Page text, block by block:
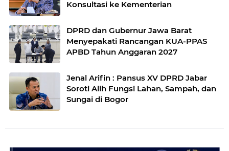
Konsultasi ke Kementerian
DPRD dan Gubernur Jawa Barat
Menyepakati Rancangan KUA-PPAS
APBD Tahun Anggaran 2027
Jenal Arifin : Pansus XV DPRD Jabar
Soroti Alih Fungsi Lahan, Sampah, dan
Sungai di Bogor